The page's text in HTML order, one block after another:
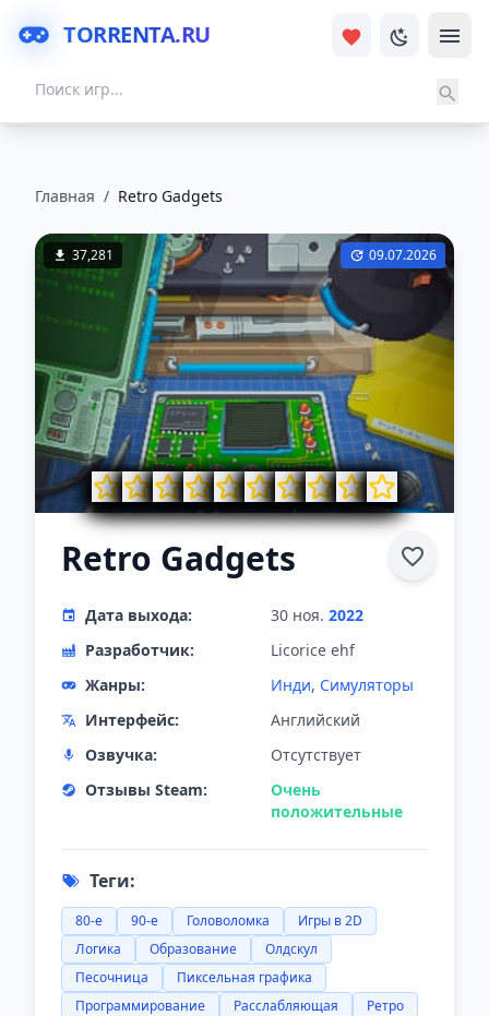
TORRENTA.RU
Главная / Retro Gadgets
37,281 09.07.2026
Retro Gadgets
Дата выхода: 30 ноя. 2022
Разработчик:
Licorice ehf
Жанры:
Инди, Симуляторы
Интерфейс:
Английский
Озвучка:
Отсутствует
Отзывы Steam:
Очень
положительные
Теги:
80-е 90-е Головоломка
Игры в 2D
Логика
Образование
Олдскул
Песочница
Пиксельная графика
Программирование
Расслабляющая
Ретро